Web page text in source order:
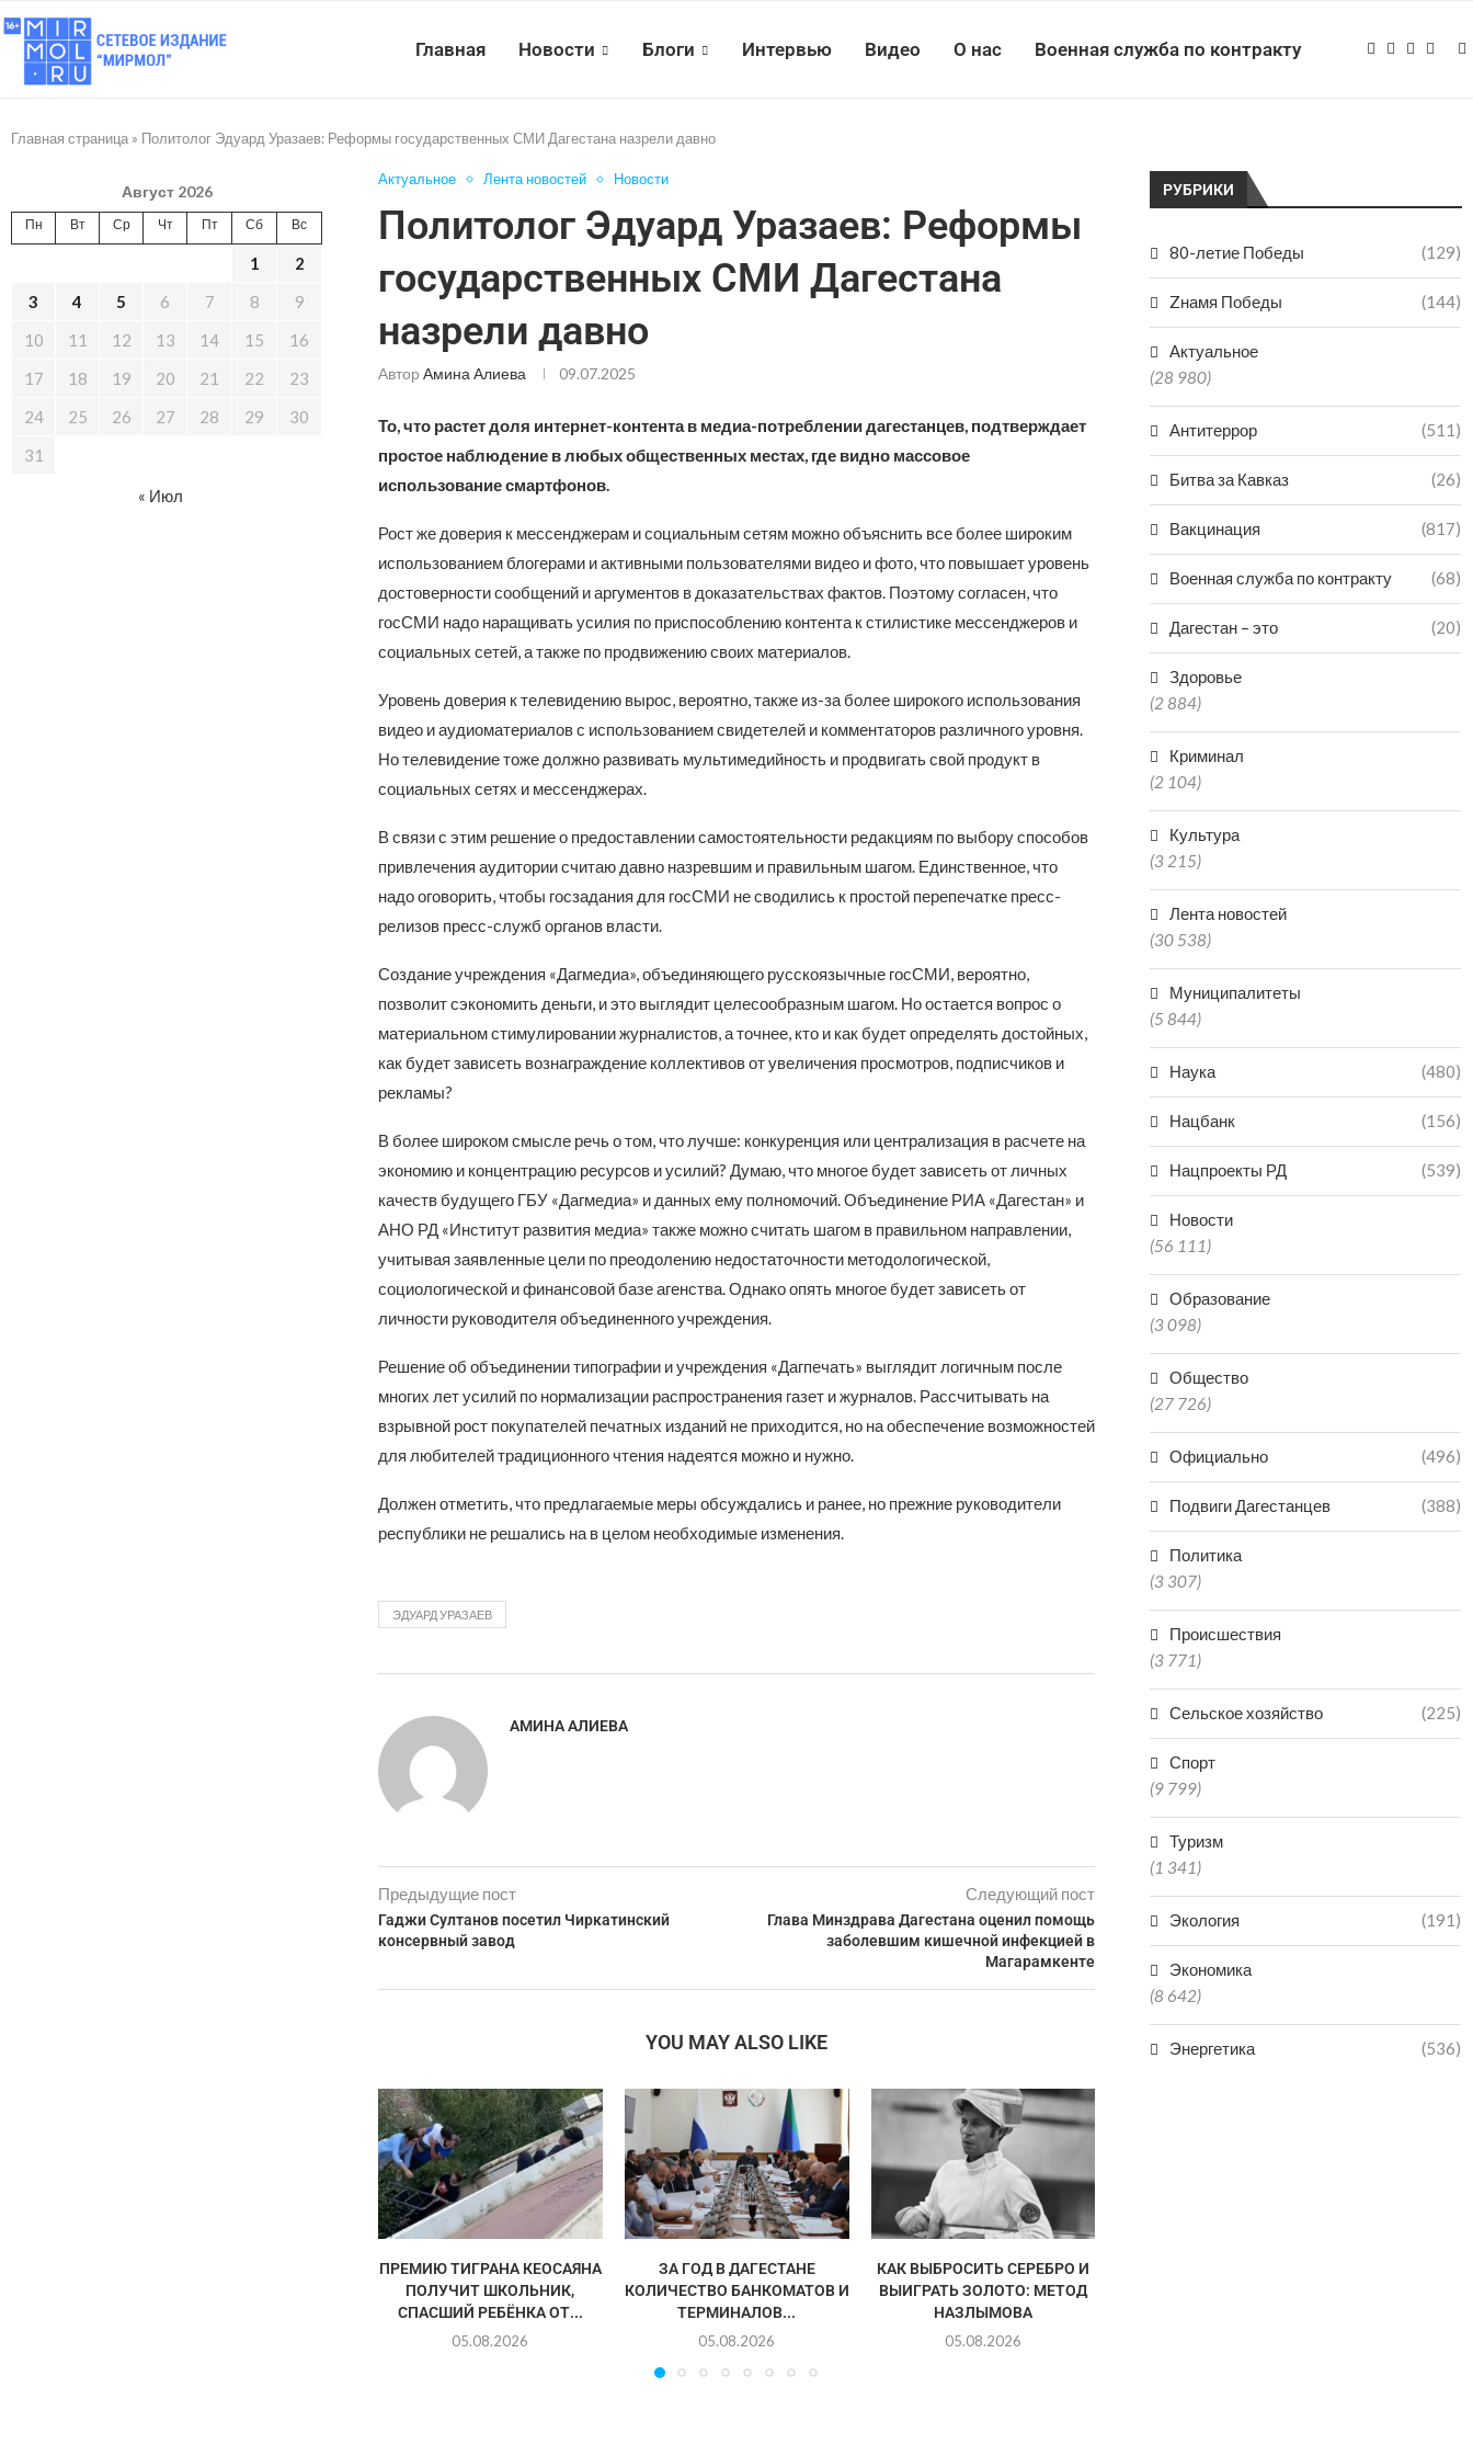
Главная Новости Блоги Интервью Видео О нас Военная служба по контракту
Главная страница » Политолог Эдуард Уразаев: Реформы государственных СМИ Дагестана назрели давно
Актуальное Лента новостей Новости
Политолог Эдуард Уразаев: Реформы
государственных СМИ Дагестана
назрели давно
Автор Амина Алиева 09.07.2025
То, что растет доля интернет-контента в медиа-потреблении дагестанцев, подтверждает
простое наблюдение в любых общественных местах, где видно массовое
использование смартфонов.
Рост же доверия к мессенджерам и социальным сетям можно объяснить все более широким
использованием блогерами и активными пользователями видео и фото, что повышает уровень
достоверности сообщений и аргументов в доказательствах фактов. Поэтому согласен, что
госСМИ надо наращивать усилия по приспособлению контента к стилистике мессенджеров и
социальных сетей, а также по продвижению своих материалов.
Уровень доверия к телевидению вырос, вероятно, также из-за более широкого использования
видео и аудиоматериалов с использованием свидетелей и комментаторов различного уровня.
Но телевидение тоже должно развивать мультимедийность и продвигать свой продукт в
социальных сетях и мессенджерах.
В связи с этим решение о предоставлении самостоятельности редакциям по выбору способов
привлечения аудитории считаю давно назревшим и правильным шагом. Единственное, что
надо оговорить, чтобы госзадания для госСМИ не сводились к простой перепечатке пресс-
релизов пресс-служб органов власти.
Создание учреждения «Дагмедиа», объединяющего русскоязычные госСМИ, вероятно,
позволит сэкономить деньги, и это выглядит целесообразным шагом. Но остается вопрос о
материальном стимулировании журналистов, а точнее, кто и как будет определять достойных,
как будет зависеть вознаграждение коллективов от увеличения просмотров, подписчиков и
рекламы?
В более широком смысле речь о том, что лучше: конкуренция или централизация в расчете на
экономию и концентрацию ресурсов и усилий? Думаю, что многое будет зависеть от личных
качеств будущего ГБУ «Дагмедиа» и данных ему полномочий. Объединение РИА «Дагестан» и
АНО РД «Институт развития медиа» также можно считать шагом в правильном направлении,
учитывая заявленные цели по преодолению недостаточности методологической,
социологической и финансовой базе агенства. Однако опять многое будет зависеть от
личности руководителя объединенного учреждения.
Решение об объединении типографии и учреждения «Дагпечать» выглядит логичным после
многих лет усилий по нормализации распространения газет и журналов. Рассчитывать на
взрывной рост покупателей печатных изданий не приходится, но на обеспечение возможностей
для любителей традиционного чтения надеятся можно и нужно.
Должен отметить, что предлагаемые меры обсуждались и ранее, но прежние руководители
республики не решались на в целом необходимые изменения.
ЭДУАРД УРАЗАЕВ
АМИНА АЛИЕВА
Предыдущие пост
Гаджи Султанов посетил Чиркатинский
консервный завод
Следующий пост
Глава Минздрава Дагестана оценил помощь
заболевшим кишечной инфекцией в
Магарамкенте
YOU MAY ALSO LIKE
ПРЕМИЮ ТИГРАНА КЕОСАЯНА
ПОЛУЧИТ ШКОЛЬНИК,
СПАСШИЙ РЕБЁНКА ОТ...
05.08.2026
ЗА ГОД В ДАГЕСТАНЕ
КОЛИЧЕСТВО БАНКОМАТОВ И
ТЕРМИНАЛОВ...
05.08.2026
КАК ВЫБРОСИТЬ СЕРЕБРО И
ВЫИГРАТЬ ЗОЛОТО: МЕТОД
НАЗЛЫМОВА
05.08.2026
РУБРИКИ
80-летие Победы (129)
Zнамя Победы (144)
Актуальное
(28 980)
Антитеррор (511)
Битва за Кавказ (26)
Вакцинация (817)
Военная служба по контракту (68)
Дагестан – это (20)
Здоровье
(2 884)
Криминал
(2 104)
Культура
(3 215)
Лента новостей
(30 538)
Муниципалитеты
(5 844)
Наука (480)
Нацбанк (156)
Нацпроекты РД (539)
Новости
(56 111)
Образование
(3 098)
Общество
(27 726)
Официально (496)
Подвиги Дагестанцев (388)
Политика
(3 307)
Происшествия
(3 771)
Сельское хозяйство (225)
Спорт
(9 799)
Туризм
(1 341)
Экология (191)
Экономика
(8 642)
Энергетика (536)
Август 2026
Пн Вт Ср Чт Пт Сб Вс
1
2
3
4 5 6 7 8
9
10
11 12 13 14 15
16
17
18 19 20 21 22
23
24
25 26 27 28 29
30
31
« Июл